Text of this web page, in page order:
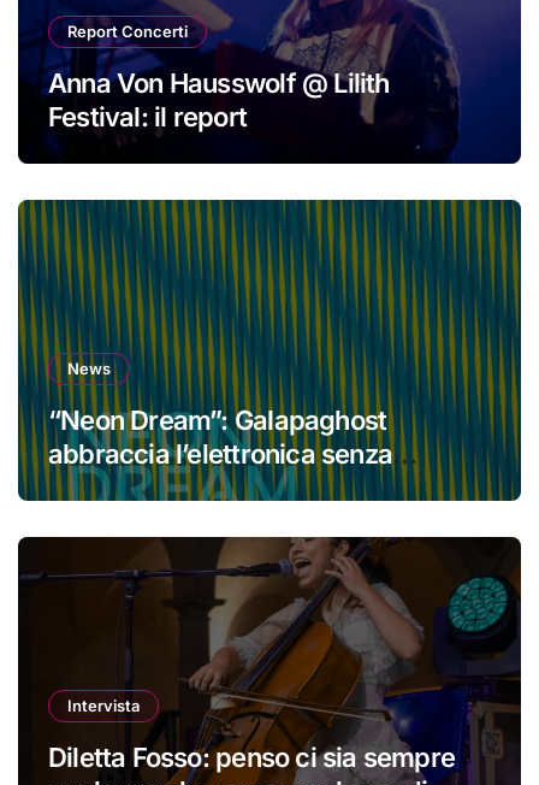
Report Concerti
Anna Von Hausswolf @ Lilith
Festival: il report
News
“Neon Dream”: Galapaghost
abbraccia l’elettronica senza
perdere la propria identità
Intervista
Diletta Fosso: penso ci sia sempre